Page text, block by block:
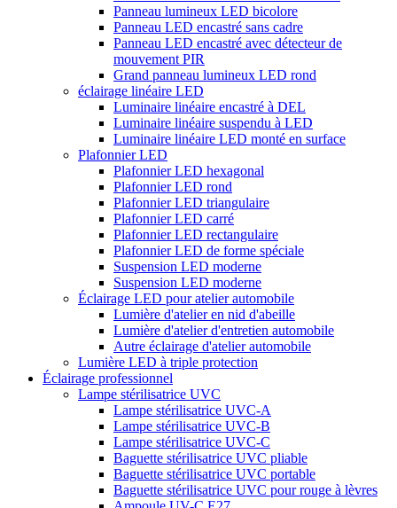
Panneau lumineux LED bicolore
Panneau LED encastré sans cadre
Panneau LED encastré avec détecteur de
mouvement PIR
Grand panneau lumineux LED rond
éclairage linéaire LED
Luminaire linéaire encastré à DEL
Luminaire linéaire suspendu à LED
Luminaire linéaire LED monté en surface
Plafonnier LED
Plafonnier LED hexagonal
Plafonnier LED rond
Plafonnier LED triangulaire
Plafonnier LED carré
Plafonnier LED rectangulaire
Plafonnier LED de forme spéciale
Suspension LED moderne
Suspension LED moderne
Éclairage LED pour atelier automobile
Lumière d'atelier en nid d'abeille
Lumière d'atelier d'entretien automobile
Autre éclairage d'atelier automobile
Lumière LED à triple protection
Éclairage professionnel
Lampe stérilisatrice UVC
Lampe stérilisatrice UVC-A
Lampe stérilisatrice UVC-B
Lampe stérilisatrice UVC-C
Baguette stérilisatrice UVC pliable
Baguette stérilisatrice UVC portable
Baguette stérilisatrice UVC pour rouge à lèvres